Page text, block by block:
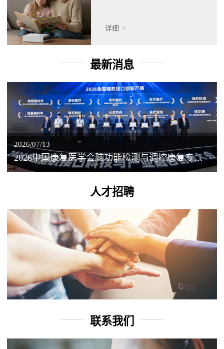
详细
最新消息
2026/07/13
2026中国康复医学会脑功能检测与调控康复专业委员会学术年会丨脑客中国：脑机接口——EEG驱动TMS闭环调控工作坊
人才招聘
联系我们